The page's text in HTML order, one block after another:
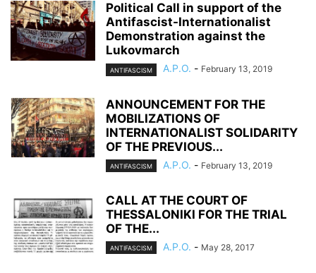
Political Call in support of the
Antifascist-Internationalist
Demonstration against the
Lukovmarch
ANTIFASCISM A.P.O. - February 13, 2019
ANNOUNCEMENT FOR THE
MOBILIZATIONS OF
INTERNATIONALIST SOLIDARITY
OF THE PREVIOUS...
ANTIFASCISM A.P.O. - February 13, 2019
CALL AT THE COURT OF
THESSALONIKI FOR THE TRIAL
OF THE...
ANTIFASCISM A.P.O. - May 28, 2017